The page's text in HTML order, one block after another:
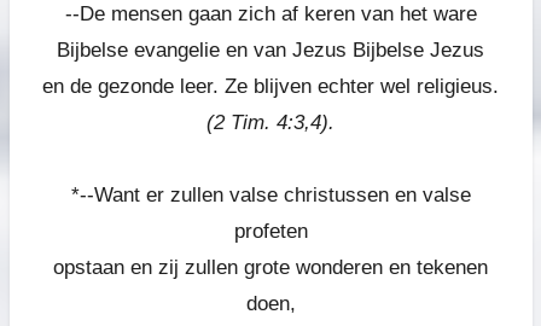
--De mensen gaan zich af keren van het ware
Bijbelse evangelie en van Jezus Bijbelse Jezus
en de gezonde leer. Ze blijven echter wel religieus.
(2 Tim. 4:3,4).
*--Want er zullen valse christussen en valse
profeten
opstaan en zij zullen grote wonderen en tekenen
doen,